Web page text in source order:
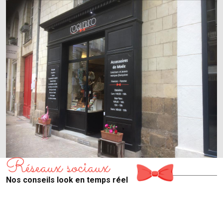
Réseaux sociaux
Nos conseils look en temps réel